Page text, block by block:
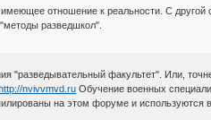
отношение к реальности. С
разведшкол".
"разведывательный факультет". Или,
nvivvmvd.ru Обучение военных
на этом форуме и используются